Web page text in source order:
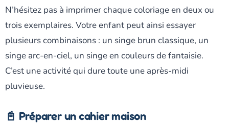
N’hésitez pas à imprimer chaque coloriage en deux ou
trois exemplaires. Votre enfant peut ainsi essayer
plusieurs combinaisons : un singe brun classique, un
singe arc-en-ciel, un singe en couleurs de fantaisie.
C’est une activité qui dure toute une après-midi
pluvieuse.
📓 Préparer un cahier maison